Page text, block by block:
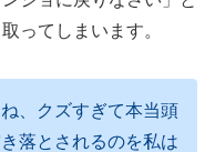
ってしまいます。
、クズすぎて本当頭
落とされるのを私は